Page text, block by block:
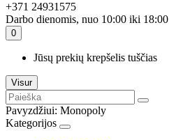
+371 24931575
Darbo dienomis, nuo 10:00 iki 18:00
0
Jūsų prekių krepšelis tuščias
Visur
Pavyzdžiui: Monopoly
Kategorijos